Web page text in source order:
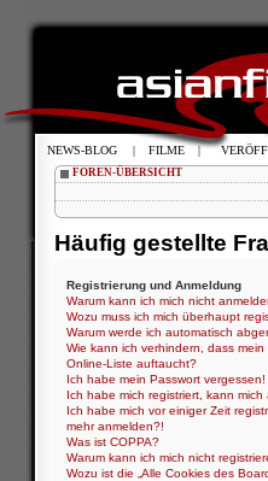
FOREN-ÜBERSICHT
Häufig gestellte
Registrierung und Anmeldung
Warum kann ich mich nicht
Wozu muss ich mich überhaupt
Warum werde ich automatisch
Wie kann ich verhindern, dass
Online-Liste auftaucht?
Ich habe mein Passwort vergessen!
Ich habe mich registriert, kann
Ich habe mich vor einiger Zeit
mehr anmelden?!
Was ist COPPA?
Warum kann ich mich nicht
Wozu ist die „Alle Cookies des
NEWS-BLOG | FILME |